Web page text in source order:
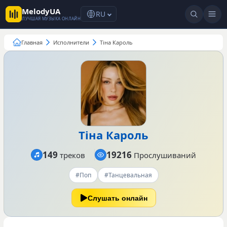
MelodyUA
ЛУЧШАЯ МУЗЫКА ОНЛАЙН RU
Главная Исполнители Тіна Кароль
Тіна Кароль
#Поп #Танцевальная
149 треков 19216 Прослушиваний
Слушать онлайн